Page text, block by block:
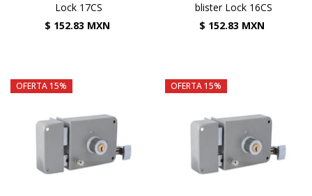
Lock 17CS
$ 152.83 MXN
blister Lock 16CS
$ 152.83 MXN
OFERTA 15% OFERTA 15%